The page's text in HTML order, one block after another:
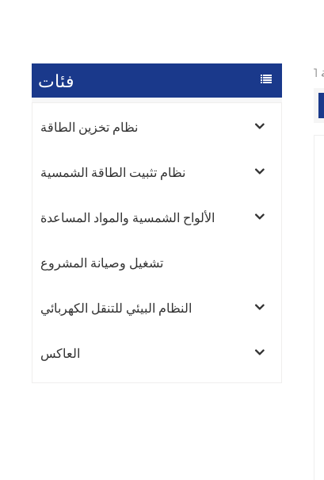
فئات
نظام تخزين الطاقة
نظام تثبيت الطاقة الشمسية
الألواح الشمسية والمواد المساعدة
تشغيل وصيانة المشروع
النظام البيئي للتنقل الكهربائي
العاكس